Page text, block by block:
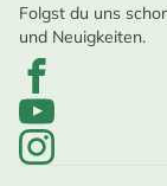
Folgst du uns
und Neuigkeiten.